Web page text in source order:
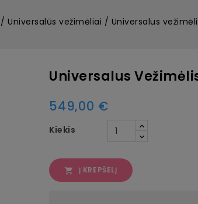
Universalūs vežimėliai Universalus
Universalus
549,00 €
Kiekis
 Į KREPŠELĮ